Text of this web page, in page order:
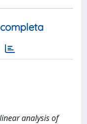
analysis of